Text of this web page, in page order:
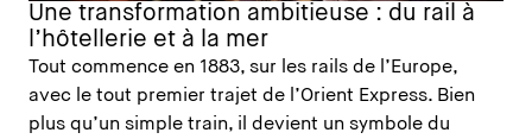
Une transformation ambitieuse : du rail à
l’hôtellerie et à la mer
Tout commence en 1883, sur les rails de l’Europe,
avec le tout premier trajet de l’Orient Express. Bien
plus qu’un simple train, il devient un symbole du